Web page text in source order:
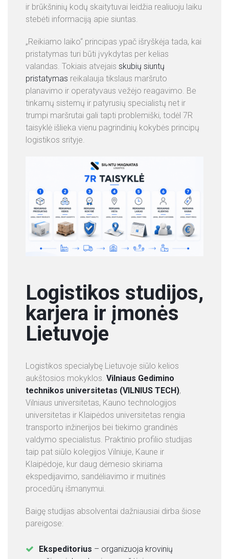
ir brūkšninių kodų skaitytuvai leidžia realiuoju laiku
stebėti informaciją apie siuntas.
„Reikiamo laiko“ principas ypač išryškėja tada, kai
pristatymas turi būti įvykdytas per kelias
valandas. Tokiais atvejais skubių siuntų
pristatymas reikalauja tikslaus maršruto
planavimo ir operatyvaus vežėjo reagavimo. Be
tinkamų sistemų ir patyrusių specialistų net ir
trumpi maršrutai gali tapti problemiški, todėl 7R
taisyklė išlieka vienu pagrindinių kokybės principų
logistikos srityje.
Logistikos studijos,
karjera ir įmonės
Lietuvoje
Logistikos specialybę Lietuvoje siūlo kelios
aukštosios mokyklos. Vilniaus Gedimino
technikos universitetas (VILNIUS TECH),
Vilniaus universitetas, Kauno technologijos
universitetas ir Klaipėdos universitetas rengia
transporto inžinerijos bei tiekimo grandinės
valdymo specialistus. Praktinio profilio studijas
taip pat siūlo kolegijos Vilniuje, Kaune ir
Klaipėdoje, kur daug dėmesio skiriama
ekspedijavimo, sandėliavimo ir muitinės
procedūrų išmanymui.
Baigę studijas absolventai dažniausiai dirba šiose
pareigose:
Ekspeditorius – organizuoja krovinių